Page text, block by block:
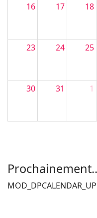
16 17 18
23 24 25
30 31 1